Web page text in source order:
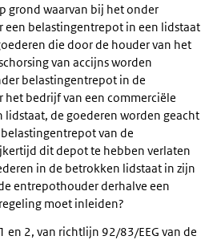
grond waarvan bij het onder
een belastingentrepot in een lidstaat
die door de houder van het
van accijns worden
belastingentrepot in de
bedrijf van een commerciële
de goederen worden geacht
van de
dit depot te hebben verlaten
in de betrokken lidstaat in zijn
entrepothouder derhalve een
moet inleiden?
en 2, van richtlijn 92/83/EEG van de